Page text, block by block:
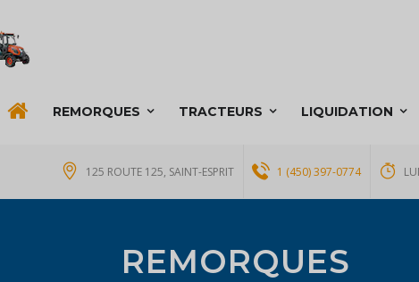
REMORQUES TRACTEURS LIQUIDATION
125 ROUTE 125, SAINT-ESPRIT 1 (450) 397-0774
REMORQUES